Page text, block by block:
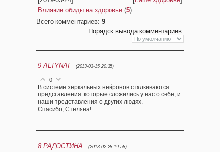
Влияние обиды на здоровье (5)
Всего комментариев: 9
Порядок вывода комментариев:
9 ALTYNAI (2013-03-15 20:35)
0
В системе зеркальных нейронов сталкиваются
представления, которые сложились у нас о себе, и
наши представления о других людях.
Спасибо, Стелана!
8 РАДОСТИНА (2013-02-28 19:58)